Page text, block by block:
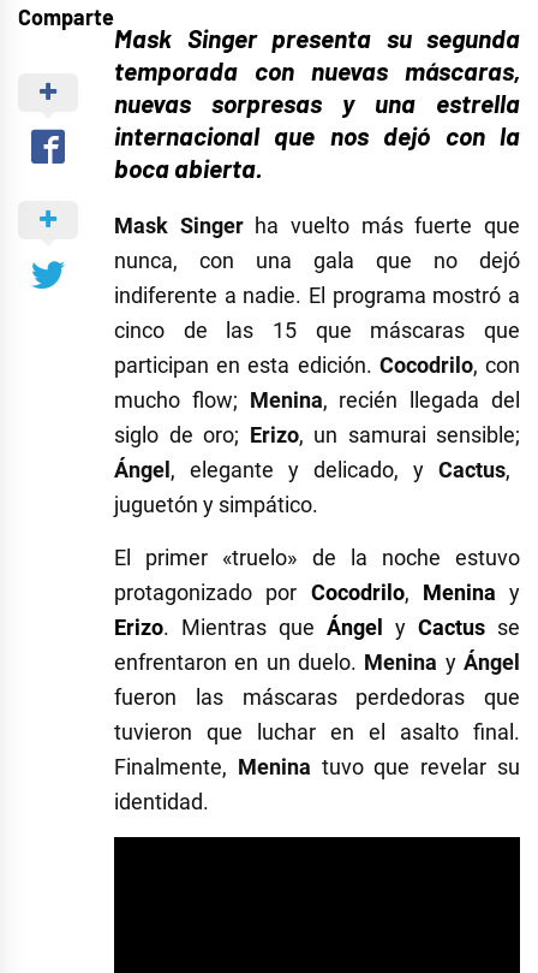
Comparte
Mask Singer presenta su segunda
temporada con nuevas máscaras,
nuevas sorpresas y una estrella
internacional que nos dejó con la
boca abierta.
Mask Singerha vuelto más fuerte que
nunca, con una gala que no dejó
indiferente a nadie. El programa mostró a
cinco de las 15 que máscaras que
participan en esta edición. Cocodrilo, con
mucho flow; Menina, recién llegada del
siglo de oro; Erizo, un samurai sensible;
Ángel , elegante y delicado, y Cactus,
juguetón y simpático.
El primer «truelo» de la noche estuvo
protagonizado por Cocodrilo, Menina y
Erizo. Mientras que Ángel y Cactus se
enfrentaron en un duelo. Menina yÁngel
fueron las máscaras perdedoras que
tuvieron que luchar en el asalto final.
Finalmente, Menina tuvo que revelar su
identidad.